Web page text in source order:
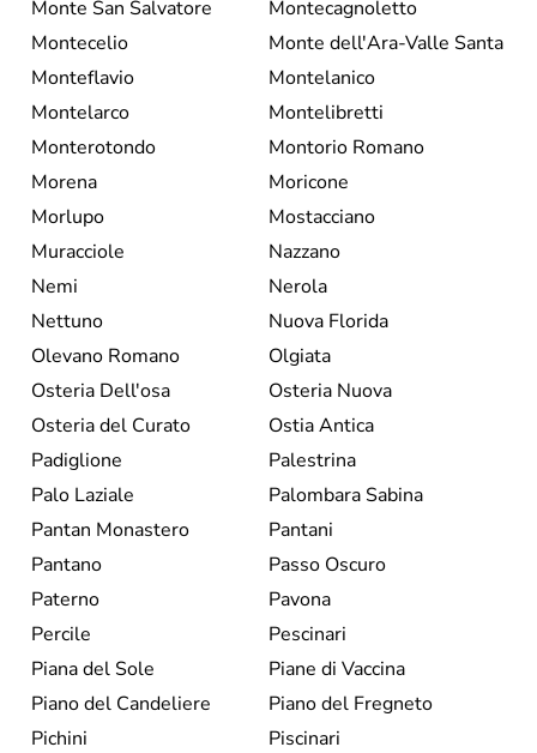
Monte San Salvatore
Montecagnoletto
Montecelio
Monte dell'Ara-Valle Santa
Monteflavio
Montelanico
Montelarco
Montelibretti
Monterotondo
Montorio Romano
Morena
Moricone
Morlupo
Mostacciano
Muracciole
Nazzano
Nemi
Nerola
Nettuno
Nuova Florida
Olevano Romano
Olgiata
Osteria Dell'osa
Osteria Nuova
Osteria del Curato
Ostia Antica
Padiglione
Palestrina
Palo Laziale
Palombara Sabina
Pantan Monastero
Pantani
Pantano
Passo Oscuro
Paterno
Pavona
Percile
Pescinari
Piana del Sole
Piane di Vaccina
Piano del Candeliere
Piano del Fregneto
Pichini
Piscinari